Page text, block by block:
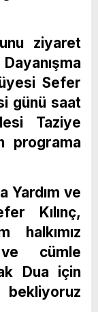
ziyaret
Sefer
günü saat
Taziye
programa
Yardım ve
Kılınç,
halkımız
cümle
Dua için